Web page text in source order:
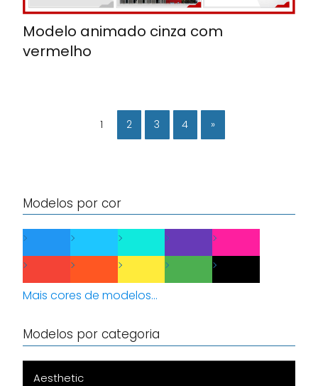
Modelo animado cinza com
vermelho
1 2 3 4 »
Modelos por cor
Mais cores de modelos...
Modelos por categoria
Aesthetic